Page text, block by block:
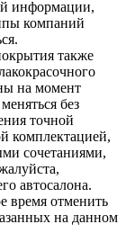
информации,
компаний
также
на момент
без
точной
комплектацией,
сочетаниями,
автосалона.
время отменить
на данном